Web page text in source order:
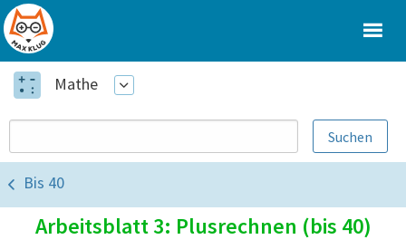
Mathe
Bis 40
Arbeitsblatt 3: Plusrechnen (bis 40)